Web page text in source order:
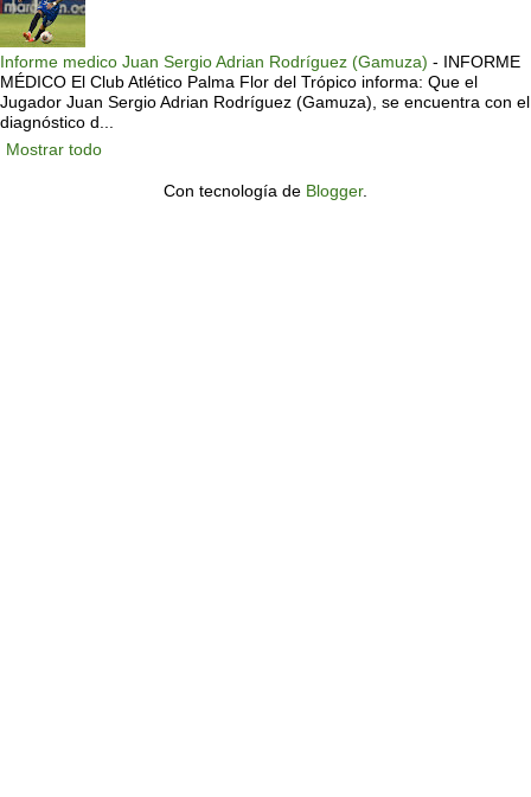
Informe medico Juan Sergio Adrian Rodríguez (Gamuza) - INFORME
MÉDICO El Club Atlético Palma Flor del Trópico informa: Que el
Jugador Juan Sergio Adrian Rodríguez (Gamuza), se encuentra con el
diagnóstico d...
Mostrar todo
Con tecnología de Blogger.